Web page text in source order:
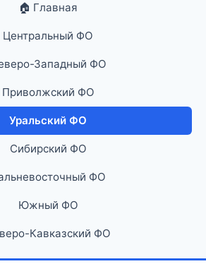
🏠 Главная
Центральный ФО
Западный ФО
Приволжский ФО
Уральский ФО
Сибирский ФО
ФО
Южный ФО
Кавказский ФО